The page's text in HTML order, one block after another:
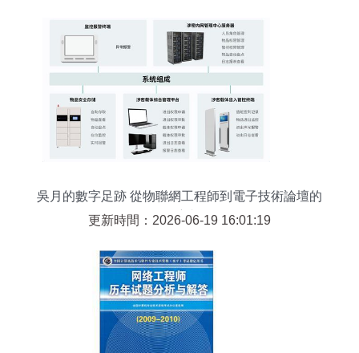
吳月的數字足跡 從物聯網工程師到電子技術論壇的
領航者
更新時間：2026-06-19 16:01:19